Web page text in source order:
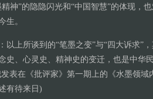
神”的隐隐闪光和“中国智慧”的体现，
生。
以上所谈到的“笔墨之变”与“四大诉求”
史、心灵史、精神史的变迁，也是中华
表在《批评家》第一期上的《水墨领域
有待来日)